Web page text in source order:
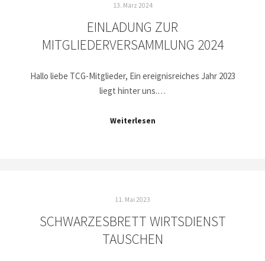
13. März 2024
EINLADUNG ZUR
MITGLIEDERVERSAMMLUNG 2024
Hallo liebe TCG-Mitglieder, Ein ereignisreiches Jahr 2023
liegt hinter uns.…
Weiterlesen
11. Mai 2023
SCHWARZESBRETT WIRTSDIENST
TAUSCHEN